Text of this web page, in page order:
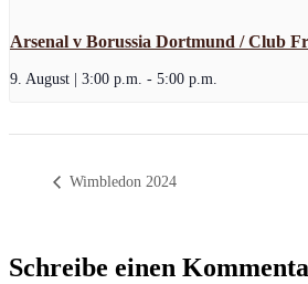
Arsenal v Borussia Dortmund / Club
9. August | 3:00 p.m. - 5:00 p.m.
Wimbledon 2024
Schreibe einen